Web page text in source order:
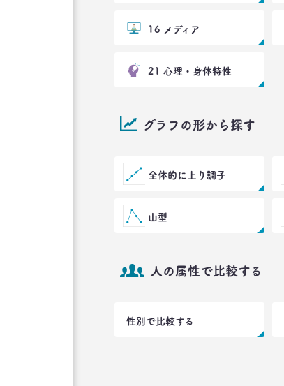
16 メディア
21 心理・身体特性
グラフの形から探す
全体的に上り調子
山型
人の属性で比較する
性別で比較する